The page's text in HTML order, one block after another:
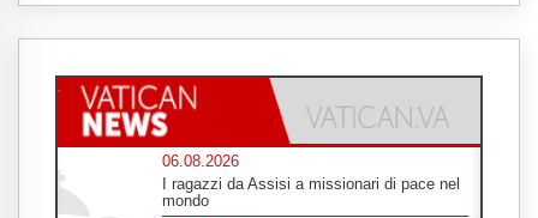
06.08.2026
I ragazzi da Assisi a missionari di pace nel
mondo